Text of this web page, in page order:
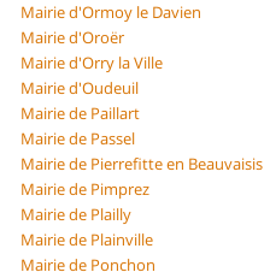
Mairie d'Ormoy le Davien
Mairie d'Oroër
Mairie d'Orry la Ville
Mairie d'Oudeuil
Mairie de Paillart
Mairie de Passel
Mairie de Pierrefitte en Beauvaisis
Mairie de Pimprez
Mairie de Plailly
Mairie de Plainville
Mairie de Ponchon